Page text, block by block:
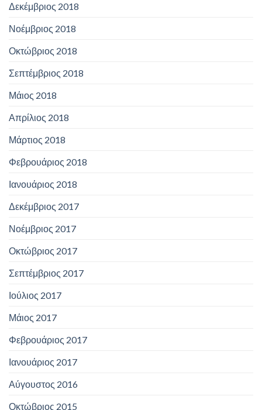
Δεκέμβριος 2018
Νοέμβριος 2018
Οκτώβριος 2018
Σεπτέμβριος 2018
Μάιος 2018
Απρίλιος 2018
Μάρτιος 2018
Φεβρουάριος 2018
Ιανουάριος 2018
Δεκέμβριος 2017
Νοέμβριος 2017
Οκτώβριος 2017
Σεπτέμβριος 2017
Ιούλιος 2017
Μάιος 2017
Φεβρουάριος 2017
Ιανουάριος 2017
Αύγουστος 2016
Οκτώβριος 2015